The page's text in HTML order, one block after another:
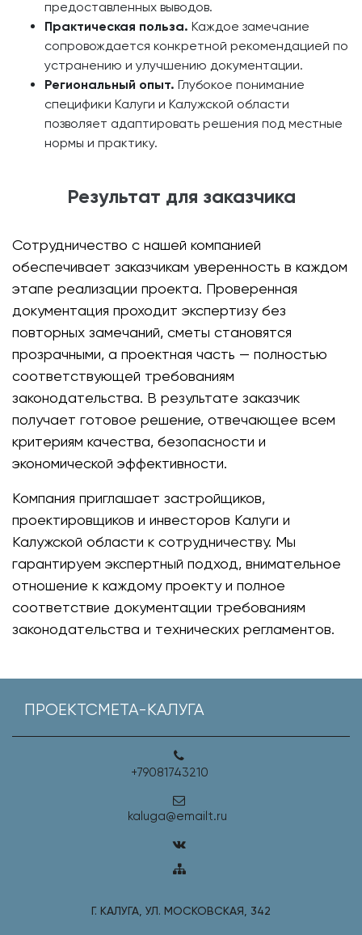
предоставленных выводов.
Практическая польза. Каждое замечание
сопровождается конкретной рекомендацией по
устранению и улучшению документации.
Региональный опыт. Глубокое понимание
специфики Калуги и Калужской области
позволяет адаптировать решения под местные
нормы и практику.
Результат для заказчика
Сотрудничество с нашей компанией
обеспечивает заказчикам уверенность в каждом
этапе реализации проекта. Проверенная
документация проходит экспертизу без
повторных замечаний, сметы становятся
прозрачными, а проектная часть — полностью
соответствующей требованиям
законодательства. В результате заказчик
получает готовое решение, отвечающее всем
критериям качества, безопасности и
экономической эффективности.
Компания приглашает застройщиков,
проектировщиков и инвесторов Калуги и
Калужской области к сотрудничеству. Мы
гарантируем экспертный подход, внимательное
отношение к каждому проекту и полное
соответствие документации требованиям
законодательства и технических регламентов.
ПРОЕКТСМЕТА-КАЛУГА
+79081743210
kaluga@emailt.ru
Г. КАЛУГА, УЛ. МОСКОВСКАЯ, 342